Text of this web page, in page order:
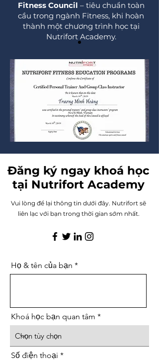
Fitness Council – tiêu chuẩn toàn
cầu trong ngành Fitness, khi hoàn
thành một chương trình học tại
Nutrifort Academy.
Đăng ký ngay khoá học
tại Nutrifort Academy
Vui lòng để lại thông tin dưới đây. Nutrifort sẽ
liên lạc với bạn trong thời gian sớm nhất.
Họ & tên của bạn
Khoá học bạn quan tâm
Số điện thoại